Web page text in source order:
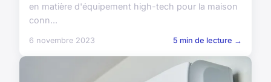
en matière d'équipement high-tech pour la maison
conn...
6 novembre 2023 5 min de lecture →